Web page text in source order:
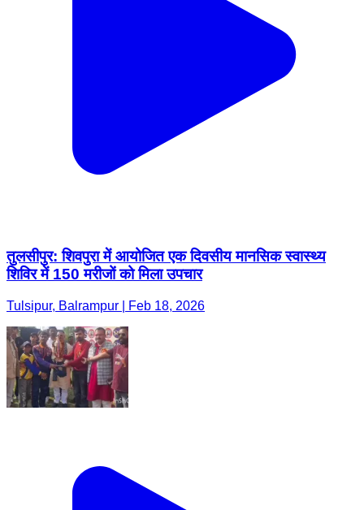
तुलसीपुर: शिवपुरा में आयोजित एक दिवसीय मानसिक स्वास्थ्य
शिविर में 150 मरीजों को मिला उपचार
Tulsipur, Balrampur | Feb 18, 2026